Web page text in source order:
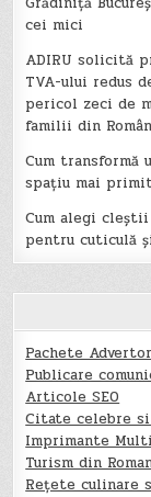
cei mici
ADIRU solicită
TVA-ului redus
pericol zeci de
familii din
Cum
spațiu mai
Cum alegi
pentru cuticulă
Pachete
Publicare
Articole SEO
Citate celebre
Imprimante
Turism din
Rețete culinare